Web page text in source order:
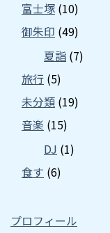
富士塚 (10)
御朱印 (49)
夏詣 (7)
旅行 (5)
未分類 (19)
音楽 (15)
DJ (1)
食す (6)
プロフィール